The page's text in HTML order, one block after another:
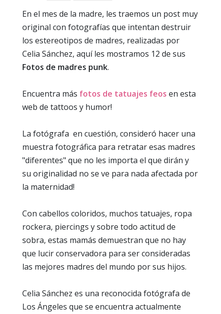
En el mes de la madre, les traemos un post muy
original con fotografías que intentan destruir
los estereotipos de madres, realizadas por
Celia Sánchez, aquí les mostramos 12 de sus
Fotos de madres punk.
Encuentra más fotos de tatuajes feos en esta
web de tattoos y humor!
La fotógrafa en cuestión, consideró hacer una
muestra fotográfica para retratar esas madres
"diferentes" que no les importa el que dirán y
su originalidad no se ve para nada afectada por
la maternidad!
Con cabellos coloridos, muchos tatuajes, ropa
rockera, piercings y sobre todo actitud de
sobra, estas mamás demuestran que no hay
que lucir conservadora para ser consideradas
las mejores madres del mundo por sus hijos.
Celia Sánchez es una reconocida fotógrafa de
Los Ángeles que se encuentra actualmente